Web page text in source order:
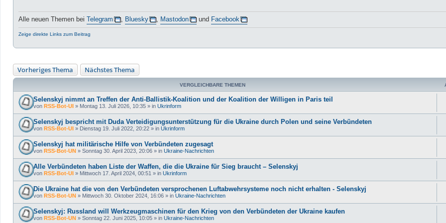
Alle neuen Themen bei Telegram Bluesky Mastodon und Facebook
Zeige direkte Links zum Beitrag
Vorheriges Thema Nächstes Thema
VERGLEICHBARE THEMEN
Selenskyj nimmt an Treffen der Anti-Ballistik-Koalition und der Koalition der Willigen in Paris teil
von RSS-Bot-UI » Montag 13. Juli 2026, 10:35 » in Ukrinform
Selenskyj bespricht mit Duda Verteidigungsunterstützung für die Ukraine durch Polen und seine Verbündeten
von RSS-Bot-UI » Dienstag 19. Juli 2022, 20:22 » in Ukrinform
Selenskyj hat militärische Hilfe von Verbündeten zugesagt
von RSS-Bot-UN » Sonntag 30. April 2023, 20:06 » in Ukraine-Nachrichten
Alle Verbündeten haben Liste der Waffen, die die Ukraine für Sieg braucht – Selenskyj
von RSS-Bot-UI » Mittwoch 17. April 2024, 00:51 » in Ukrinform
Die Ukraine hat die von den Verbündeten versprochenen Luftabwehrsysteme noch nicht erhalten - Selenskyj
von RSS-Bot-UN » Mittwoch 30. Oktober 2024, 16:06 » in Ukraine-Nachrichten
Selenskyj: Russland will Werkzeugmaschinen für den Krieg von den Verbündeten der Ukraine kaufen
von RSS-Bot-UN » Sonntag 22. Juni 2025, 10:05 » in Ukraine-Nachrichten